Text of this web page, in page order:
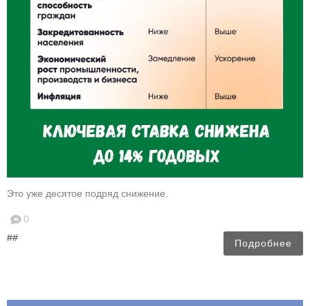
Это уже десятое подряд снижение.
0
##
Подробнее